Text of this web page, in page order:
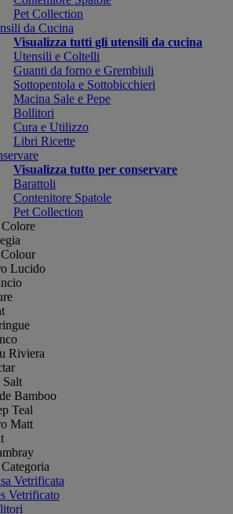
Pet Collection
da Cucina
Visualizza tutti gli utensili da cucina
Utensili e Coltelli
Guanti da forno e Grembiuli
Sottopentola e Sottobicchieri
Macina Sale e Pepe
Bollitori
Cura e Utilizzo
Libri Ricette
Visualizza tutto per conservare
Barattoli
Contenitore Spatole
Pet Collection
Colore
Lucido
Riviera
Salt
Bamboo
Teal
Matt
Vetrificata
Vetrificato